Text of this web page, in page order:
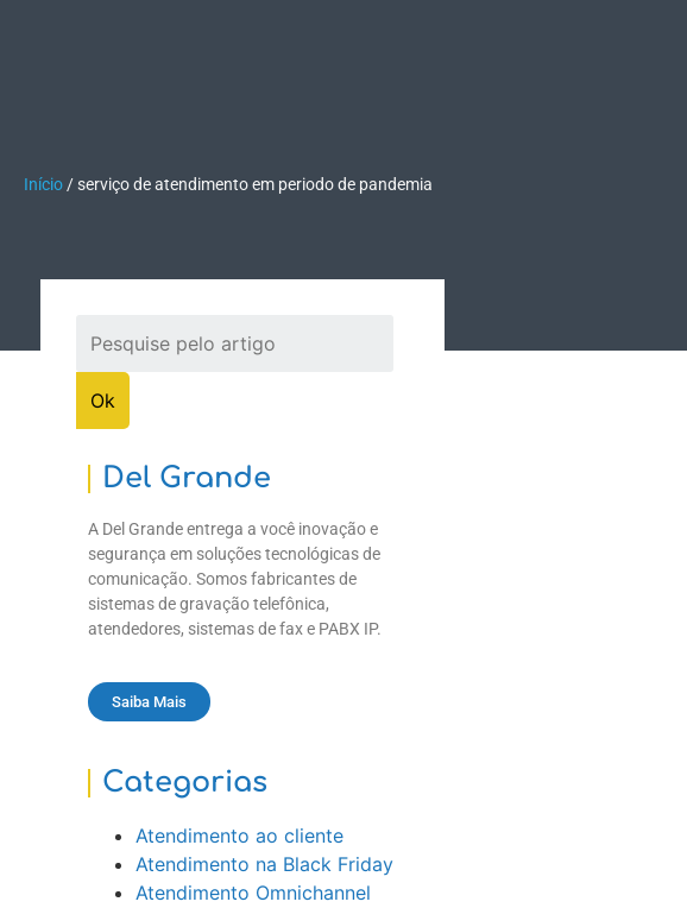
Início /serviço de atendimento em periodo de pandemia
Del Grande
A Del Grande entrega a você inovação e
segurança em soluções tecnológicas de
comunicação. Somos fabricantes de
sistemas de gravação telefônica,
atendedores, sistemas de fax e PABX IP.
Saiba Mais
Categorias
Atendimento ao cliente
Atendimento na Black Friday
Atendimento Omnichannel